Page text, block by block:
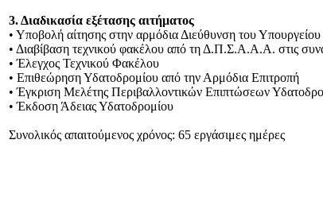
3. Διαδικασία εξέτασης αιτήματος
• Υποβολή αίτησης στην αρμόδια Διεύθυνση του
• Διαβίβαση τεχνικού φακέλου από τη Δ.Π.Σ.Α.Α.Α. στις
• Έλεγχος Τεχνικού Φακέλου
• Επιθεώρηση Υδατοδρομίου από την Αρμόδια Επιτροπή
• Έγκριση Μελέτης Περιβαλλοντικών Επιπτώσεων
• Έκδοση Άδειας Υδατοδρομίου
Συνολικός απαιτούμενος χρόνος: 65 εργάσιμες ημέρες